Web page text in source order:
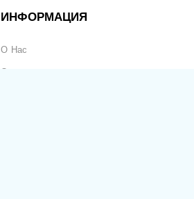
ИНФОРМАЦИЯ
О Нас
Оплата